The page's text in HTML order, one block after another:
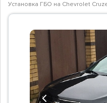
Установка ГБО на Chevrolet
Previous